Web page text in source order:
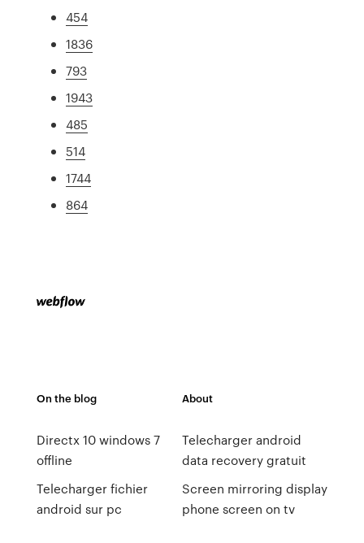
454
1836
793
1943
485
514
1744
864
On the blog
Directx 10 windows 7
offline
Telecharger fichier
android sur pc
About
Telecharger android
data recovery gratuit
Screen mirroring display
phone screen on tv